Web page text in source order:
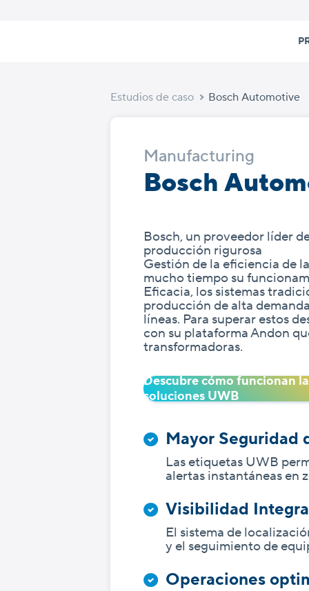
Estudios de caso Bosch Automotive
Manufacturing
Bosch
Bosch, un proveedor líder
producción rigurosa
Gestión de la eficiencia de
mucho tiempo su
Eficacia, los sistemas
producción de alta
líneas. Para superar estos
con su plataforma Andon
transformadoras.
Descubre cómo funcionan
soluciones UWB
Mayor Seguridad
Las etiquetas UWB
alertas instantáneas en
Visibilidad
El sistema de
y el seguimiento de
Operaciones